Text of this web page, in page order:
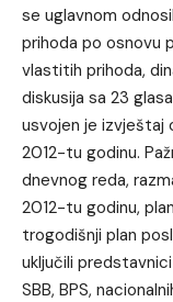
se uglavnom
prihoda po osnovu
vlastitih prihoda,
diskusija sa 23
usvojen je izvještaj
2012-tu godinu.
dnevnog reda,
2012-tu godinu,
trogodišnji plan
uključili
SBB, BPS,